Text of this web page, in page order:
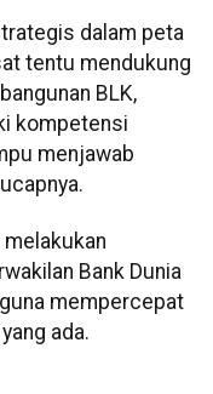
dalam peta
tentu mendukung
BLK,
kompetensi
menjawab
Bank Dunia
mempercepat
ada.